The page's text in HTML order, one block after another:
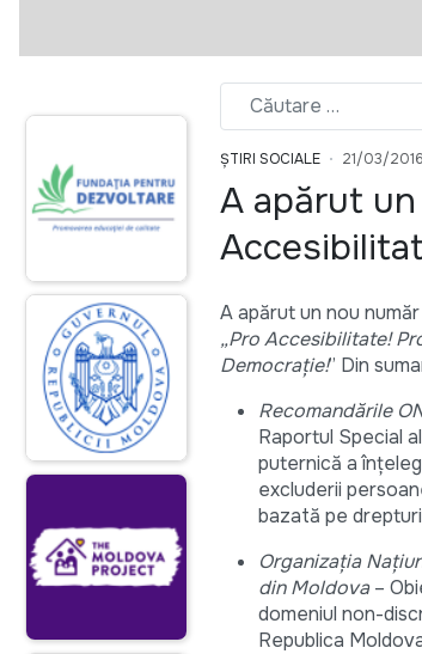
ȘTIRI SOCIALE 21/03/2016
A apărut
A apărut un nou
„Pro Accesibilitate!
Democraţie!” Din
Recomandările
Raportul Special
puternică a
excluderii
bazată pe
Organizaţia
din Moldova–
domeniul non-
Republica